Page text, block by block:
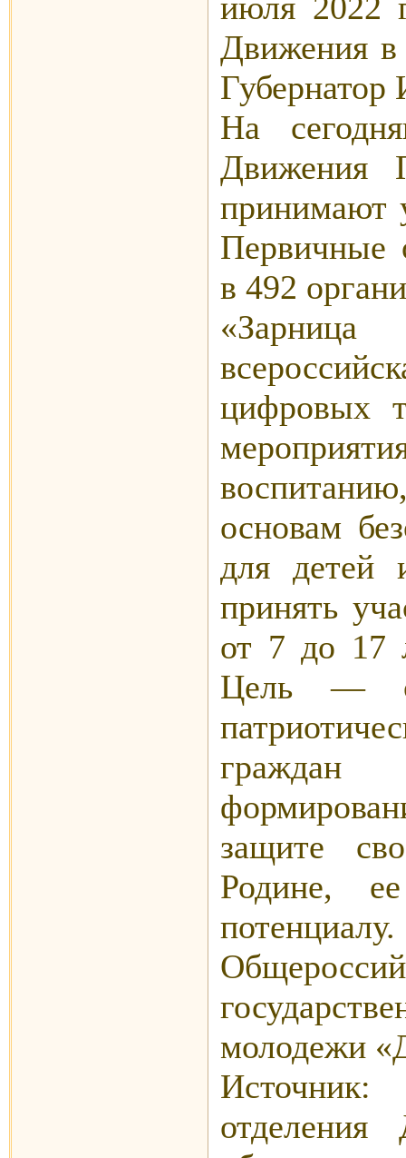
Движения в
Губернатор
На
Движения
принимают
Первичные
в 492
цифровых
основам
для детей
принять
от 7 до 17
Цель —
граждан
защите
Родине,
молодежи
Источник: